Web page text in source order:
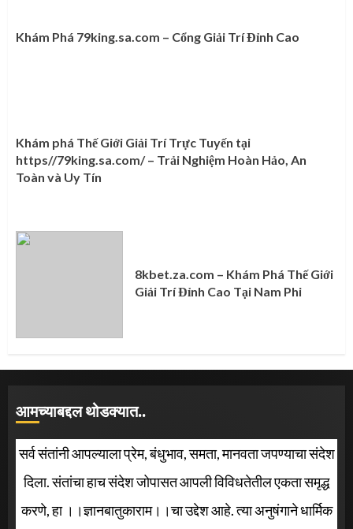
Khám Phá 79king.sa.com – Cổng Giải Trí Đỉnh Cao
Khám phá Thế Giới Giải Trí Trực Tuyến tại
https//79king.sa.com/ – Trải Nghiệm Hoàn Hảo, An
Toàn và Uy Tín
8kbet.za.com – Khám Phá Thế Giới
Giải Trí Đỉnh Cao Tại Nam Phi
आमच्याबद्दल थोडक्यात..
सर्व संतांनी आपल्याला प्रेम, बंधुभाव, समता, मानवता जपण्याचा संदेश
दिला. संतांचा हाच संदेश जोपासत आपली विविधतेतील एकता समृद्ध
करणे, हा ।।ज्ञानबातुकाराम।।चा उद्देश आहे. त्या अनुषंगाने धार्मिक